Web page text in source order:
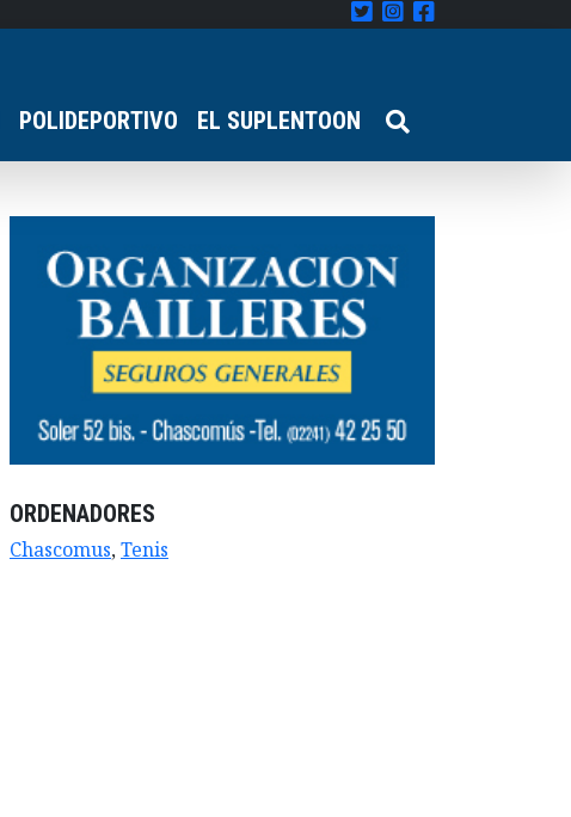
POLIDEPORTIVO EL SUPLENTOON
ORDENADORES
Chascomus,Tenis